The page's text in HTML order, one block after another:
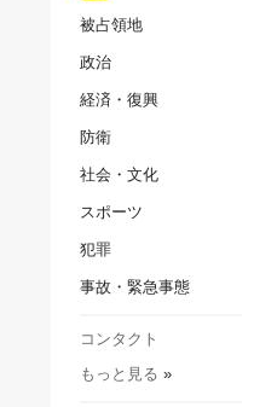
スポーツ
被占領地
政治
経済・復興
防衛
社会・文化
スポーツ
犯罪
事故・緊急事態
コンタクト
もっと見る »